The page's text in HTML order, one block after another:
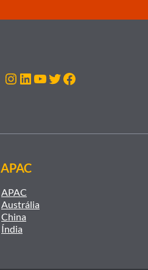
Instagram
LinkedIn
Youtube
Twitter
Facebook
APAC
APAC
Austrália
China
Índia